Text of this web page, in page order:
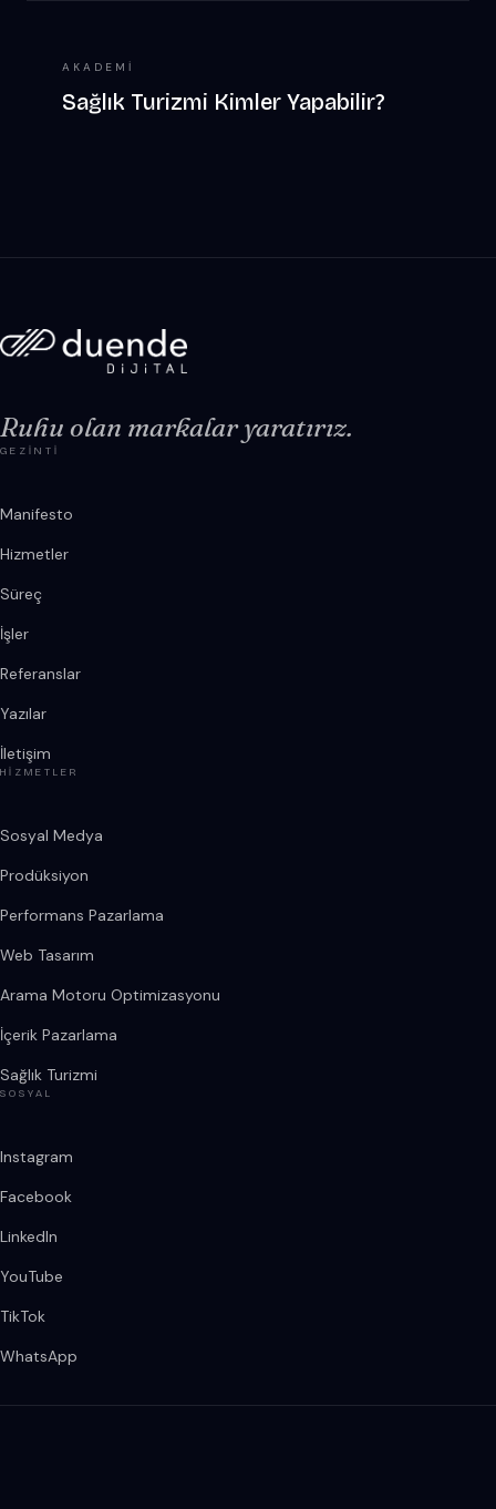
AKADEMI
Sağlık Turizmi Kimler Yapabilir?
Ruhu olan markalar yaratırız.
GEZINTI
Manifesto
Hizmetler
Süreç
İşler
Referanslar
Yazılar
İletişim
HIZMETLER
Sosyal Medya
Prodüksiyon
Performans Pazarlama
Web Tasarım
Arama Motoru Optimizasyonu
İçerik Pazarlama
Sağlık Turizmi
SOSYAL
Instagram
Facebook
LinkedIn
YouTube
TikTok
WhatsApp